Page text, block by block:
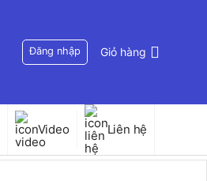
Đăng nhập Giỏ hàng
Video Liên hệ